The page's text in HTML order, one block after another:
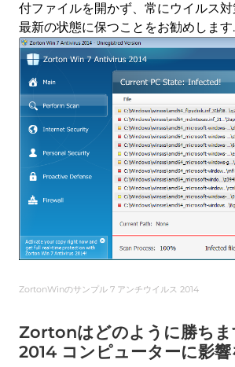
付ファイルを開かず、常にウイルス
最新の状態に保つことをお勧めします.
ZortonWinのサンプル 7 アンチウイルス 2014
Zortonはどのように勝ちま
2014 コンピューターに影